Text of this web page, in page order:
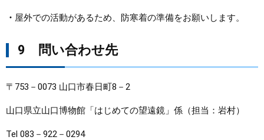
・ 屋外での活動があるため、防寒着の準備をお願いします。
9 問い合わせ先
〒753－0073 山口市春日町8－2
山口県立山口博物館「はじめての望遠鏡」係（担当：岩村）
Tel 083－922－0294